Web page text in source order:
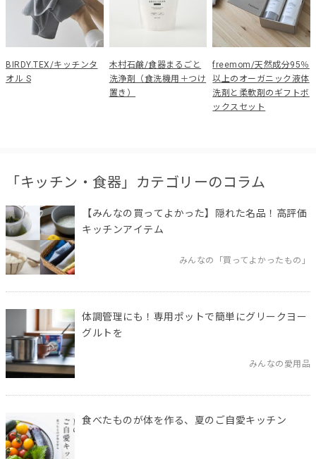
BIRDY.TEX/キッチンタ
オル S
木村石鹸/食器まるごと
洗浄剤（食洗機用＋つけ
置き）
freemom/天然成分95％
以上のオーガニック液体
洗剤と柔軟剤のギフトボ
ックスセット
「キッチン・食器」カテゴリーのコラム
【みんなの買ってよかった】隠れた名品！高評価
キッチンアイテム
みんなの「買ってよかったもの」
体調管理にも！専用ポットで簡単にグリークヨー
グルトを
みんなの愛用品
食べたものが体を作る、夏のご自愛キッチン